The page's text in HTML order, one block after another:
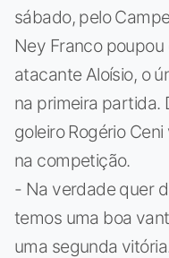
sábado, pelo
Ney Franco poupou
atacante Aloísio, o
na primeira partida.
goleiro Rogério
na competição.
- Na verdade quer
temos uma boa
uma segunda